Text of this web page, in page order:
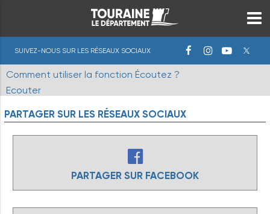
SUIVEZ-NOUS SUR LES RÉSEAUX SOCIAUX
Comment utiliser la fonction Écoutez ?
Ecouter
PARTAGER SUR LES RÉSEAUX SOCIAUX
PARTAGER SUR FACEBOOK